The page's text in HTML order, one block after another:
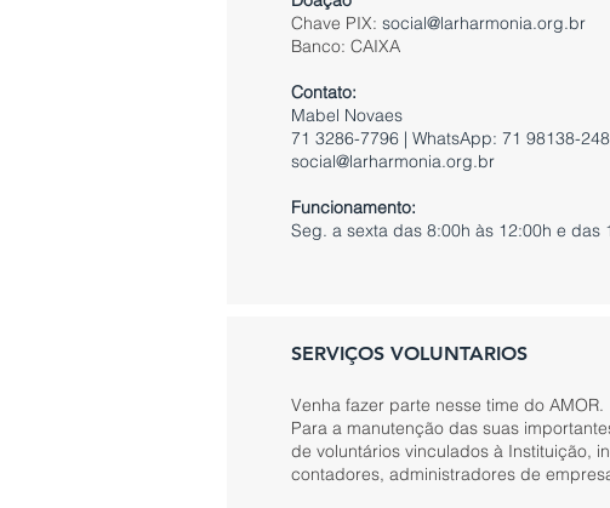
Chave PIX: social@larharmonia.org.br
Banco: CAIXA
Contato:
Mabel Novaes
71 3286-7796 | WhatsApp: 71 98138-
social@larharmonia.org.br
Funcionamento:
Seg. a sexta das 8:00h às 12:00h e
SERVIÇOS VOLUNTARIOS
Venha fazer parte nesse time do AMOR.
Para a manutenção das suas
de voluntários vinculados à Instituição,
contadores, administradores de